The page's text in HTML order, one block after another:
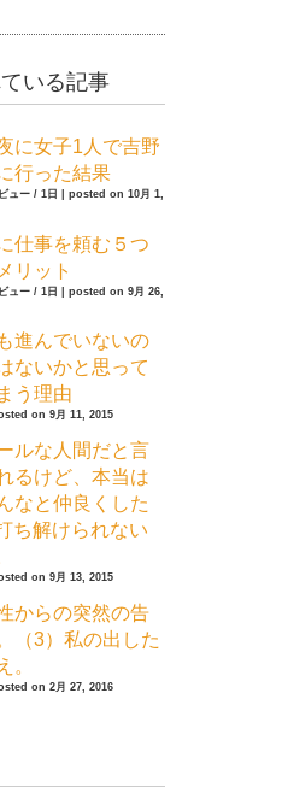
いる記事
に女子1人で吉野
行った結果
ュー / 1日
posted on 10月 1,
仕事を頼む５つ
リット
ュー / 1日
posted on 9月 26,
進んでいないの
ないかと思って
う理由
on 9月 11, 2015
ルな人間だと言
るけど、本当は
なと仲良くした
ち解けられない
on 9月 13, 2015
からの突然の告
（3）私の出した
。
on 2月 27, 2016